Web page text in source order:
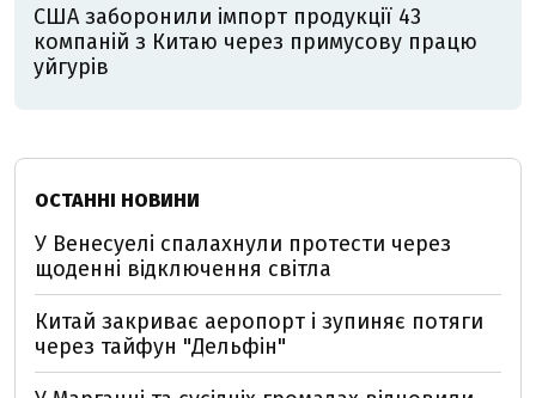
США заборонили імпорт продукції 43
компаній з Китаю через примусову працю
уйгурів
ОСТАННІ НОВИНИ
У Венесуелі спалахнули протести через
щоденні відключення світла
Китай закриває аеропорт і зупиняє потяги
через тайфун "Дельфін"